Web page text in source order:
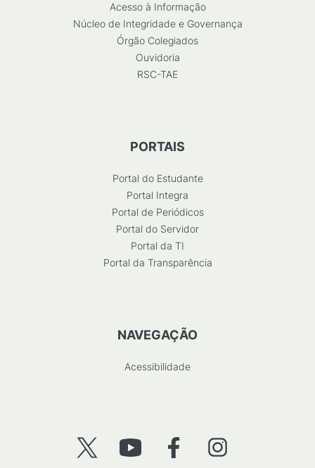
Acesso à Informação
Núcleo de Integridade e Governança
Órgão Colegiados
Ouvidoria
RSC-TAE
PORTAIS
Portal do Estudante
Portal Integra
Portal de Periódicos
Portal do Servidor
Portal da TI
Portal da Transparência
NAVEGAÇÃO
Acessibilidade